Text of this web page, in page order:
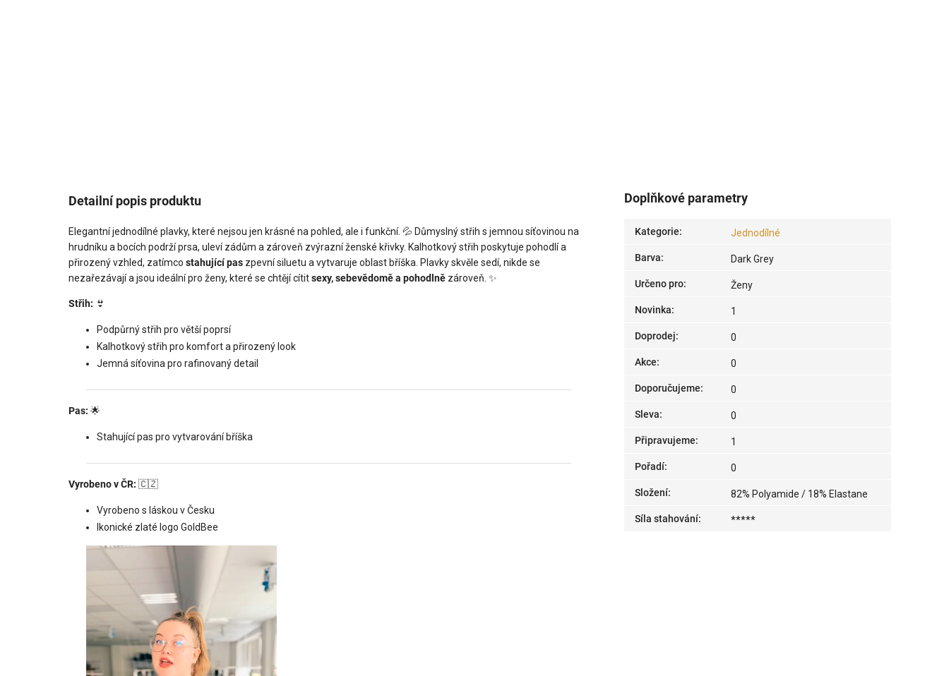
Detailní popis produktu
Elegantní jednodílné plavky, které nejsou jen krásné na pohled, ale i funkční. 💦 Důmyslný střih s jemnou síťovinou na
hrudníku a bocích podrží prsa, uleví zádům a zároveň zvýrazní ženské křivky. Kalhotkový střih poskytuje pohodlí a
přirozený vzhled, zatímco stahující pas zpevní siluetu a vytvaruje oblast bříška. Plavky skvěle sedí, nikde se
nezařezávají a jsou ideální pro ženy, které se chtějí cítitsexy, sebevědomě a pohodlně zároveň. ✨
Střih: 👙
Podpůrný střih pro větší poprsí
Kalhotkový střih pro komfort a přirozený look
Jemná síťovina pro rafinovaný detail
Pas: 🌟
Stahující pas pro vytvarování bříška
Vyrobeno v ČR: 🇨🇿
Vyrobeno s láskou v Česku
Ikonické zlaté logo GoldBee
Doplňkové parametry
Kategorie: Jednodílné
Barva: Dark Grey
Určeno pro: Ženy
Novinka: 1
Doprodej: 0
Akce: 0
Doporučujeme: 0
Sleva: 0
Připravujeme: 1
Pořadí: 0
Složení: 82% Polyamide / 18% Elastane
Síla stahování: *****